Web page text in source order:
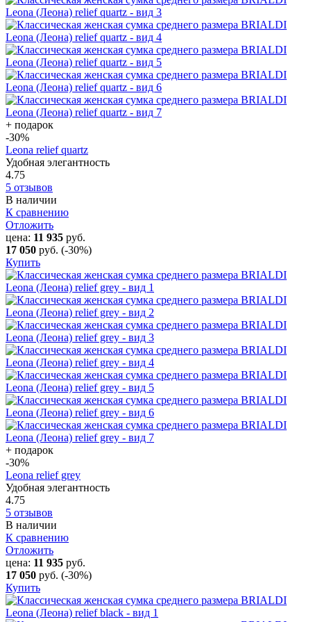
+ подарок
-30%
Leona relief quartz
Удобная элегантность
4.75
5 отзывов
В наличии
К сравнению
Отложить
цена: 11 935 руб.
17 050 руб. (-30%)
Купить
+ подарок
-30%
Leona relief grey
Удобная элегантность
4.75
5 отзывов
В наличии
К сравнению
Отложить
цена: 11 935 руб.
17 050 руб. (-30%)
Купить